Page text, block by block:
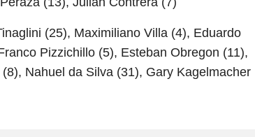
(25), Maximiliano Villa (4), Eduardo
Pizzichillo (5), Esteban Obregon (11),
Nahuel da Silva (31), Gary Kagelmacher